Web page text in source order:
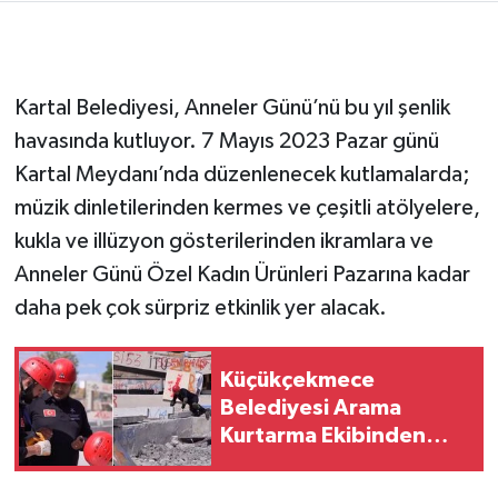
Kartal Belediyesi, Anneler Günü’nü bu yıl şenlik
havasında kutluyor. 7 Mayıs 2023 Pazar günü
Kartal Meydanı’nda düzenlenecek kutlamalarda;
müzik dinletilerinden kermes ve çeşitli atölyelere,
kukla ve illüzyon gösterilerinden ikramlara ve
Anneler Günü Özel Kadın Ürünleri Pazarına kadar
daha pek çok sürpriz etkinlik yer alacak.
Küçükçekmece
Belediyesi Arama
Kurtarma Ekibinden